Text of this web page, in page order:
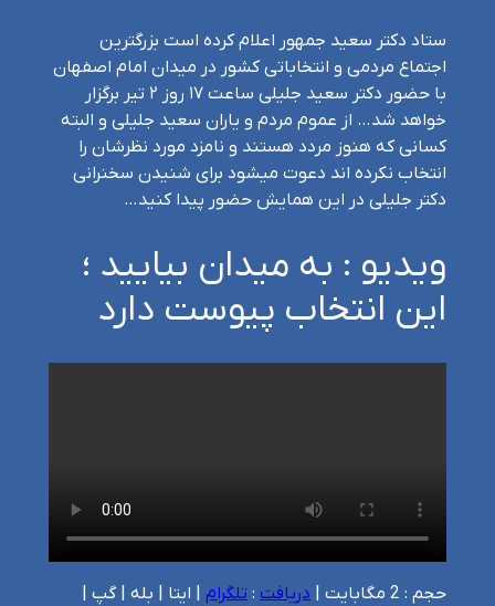
ستاد دکتر سعید جمهور اعلام کرده است بزرگترین
اجتماع مردمی و انتخاباتی کشور در میدان امام اصفهان
با حضور دکتر سعید جلیلی ساعت ۱۷ روز ۲ تیر برگزار
خواهد شد… از عموم مردم و یاران سعید جلیلی و البته
کسانی که هنوز مردد هستند و نامزد مورد نظرشان را
انتخاب نکرده اند دعوت میشود برای شنیدن سخنرانی
دکتر جلیلی در این همایش حضور پیدا کنید…
ویدیو : به میدان بیایید ؛‌
این انتخاب پیوست دارد
حجم : 2 مگابایت | دریافت :‌ تلگرام | ایتا | بله | گپ |